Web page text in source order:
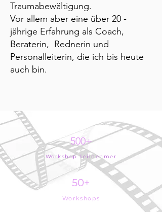
Traumabewältigung.
Vor allem aber eine über 20 -
jährige Erfahrung als Coach,
Beraterin, Rednerin und
Personalleiterin, die ich bis heute
auch bin.
500+
Workshop Teilnehmer
50+
Workshops